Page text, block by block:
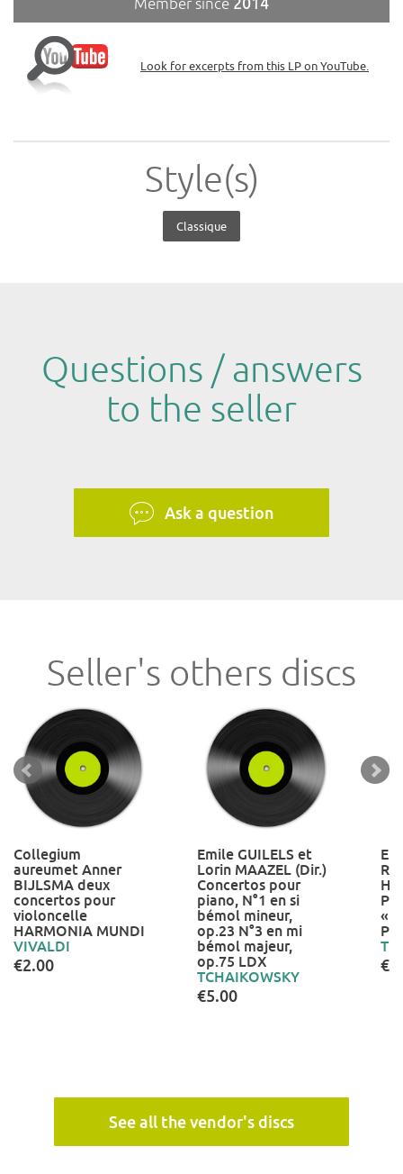
Member since 2014
Look for excerpts from this LP on YouTube.
Style(s)
Classique
Questions / answers
to the seller
Ask a question
Seller's others discs
Collegium
aureumet Anner
BIJLSMA deux
concertos pour
violoncelle
HARMONIA MUNDI
VIVALDI
€2.00
Emile GUILELS et
Lorin MAAZEL (Dir.)
Concertos pour
piano, N°1 en si
bémol mineur,
op.23 N°3 en mi
bémol majeur,
op.75 LDX
TCHAIKOWSKY
€5.00
«
See all the vendor's discs